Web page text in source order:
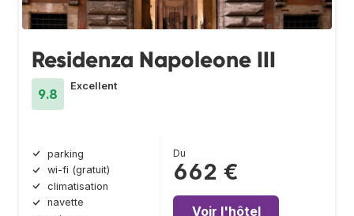
Residenza Napoleone III
9.8
Excellent
parking
wi-fi (gratuit)
climatisation
navette
Du
662 €
Voir l'hôtel